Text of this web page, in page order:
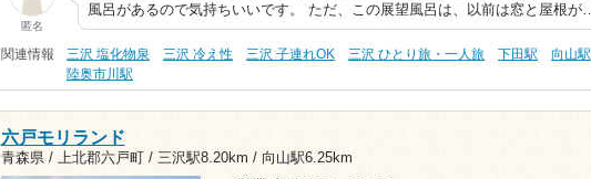
匿名
風呂があるので気持ちいいです。 ただ、この展望風呂は、以前は窓と屋根が…
関連情報 三沢 塩化物泉 三沢 冷え性 三沢 子連れOK 三沢 ひとり旅・一人旅 下田駅 向山駅
陸奥市川駅
六戸モリランド
青森県 / 上北郡六戸町 / 三沢駅8.20km / 向山駅6.25km